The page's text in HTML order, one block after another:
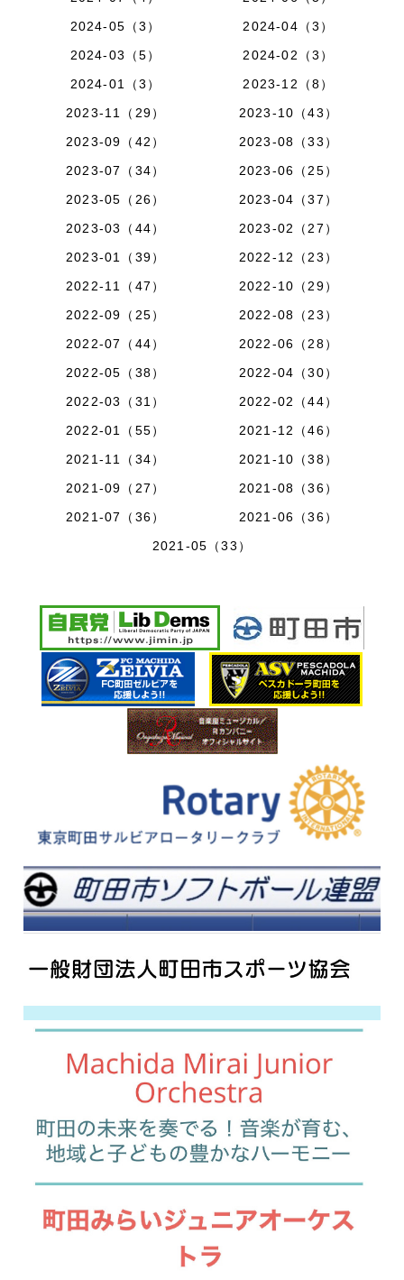
2024-05（3）
2024-04（3）
2024-03（5）
2024-02（3）
2024-01（3）
2023-12（8）
2023-11（29）
2023-10（43）
2023-09（42）
2023-08（33）
2023-07（34）
2023-06（25）
2023-05（26）
2023-04（37）
2023-03（44）
2023-02（27）
2023-01（39）
2022-12（23）
2022-11（47）
2022-10（29）
2022-09（25）
2022-08（23）
2022-07（44）
2022-06（28）
2022-05（38）
2022-04（30）
2022-03（31）
2022-02（44）
2022-01（55）
2021-12（46）
2021-11（34）
2021-10（38）
2021-09（27）
2021-08（36）
2021-07（36）
2021-06（36）
2021-05（33）